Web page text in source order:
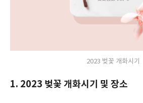
2023 벚꽃 개화시기
1. 2023 벚꽃 개화시기 및 장소